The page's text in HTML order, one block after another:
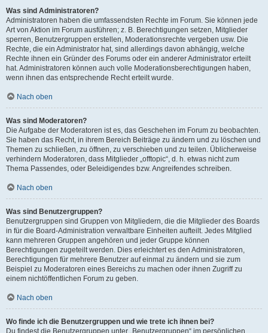
Was sind Administratoren?
Administratoren haben die umfassendsten Rechte im Forum. Sie können jede
Art von Aktion im Forum ausführen; z. B. Berechtigungen setzen, Mitglieder
sperren, Benutzergruppen erstellen, Moderationsrechte vergeben usw. Die
Rechte, die ein Administrator hat, sind allerdings davon abhängig, welche
Rechte ihnen ein Gründer des Forums oder ein anderer Administrator erteilt
hat. Administratoren können auch volle Moderationsberechtigungen haben,
wenn ihnen das entsprechende Recht erteilt wurde.
Nach oben
Was sind Moderatoren?
Die Aufgabe der Moderatoren ist es, das Geschehen im Forum zu beobachten.
Sie haben das Recht, in ihrem Bereich Beiträge zu ändern und zu löschen und
Themen zu schließen, zu öffnen, zu verschieben und zu teilen. Üblicherweise
verhindern Moderatoren, dass Mitglieder „offtopic“, d. h. etwas nicht zum
Thema Passendes, oder Beleidigendes bzw. Angreifendes schreiben.
Nach oben
Was sind Benutzergruppen?
Benutzergruppen sind Gruppen von Mitgliedern, die die Mitglieder des Boards
in für die Board-Administration verwaltbare Einheiten aufteilt. Jedes Mitglied
kann mehreren Gruppen angehören und jeder Gruppe können
Berechtigungen zugeteilt werden. Dies erleichtert es den Administratoren,
Berechtigungen für mehrere Benutzer auf einmal zu ändern und sie zum
Beispiel zu Moderatoren eines Bereichs zu machen oder ihnen Zugriff zu
einem nichtöffentlichen Forum zu geben.
Nach oben
Wo finde ich die Benutzergruppen und wie trete ich ihnen bei?
Du findest die Benutzergruppen unter „Benutzergruppen“ im persönlichen